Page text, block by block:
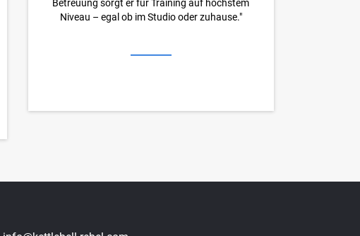
Betreuung sorgt er für Training auf höchstem
Niveau – egal ob im Studio oder zuhause."